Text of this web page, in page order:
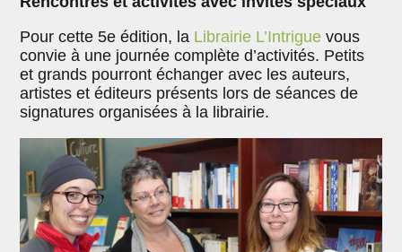
Pour cette 5e édition, la Librairie L’Intrigue vous
convie à une journée complète d’activités. Petits
et grands pourront échanger avec les auteurs,
artistes et éditeurs présents lors de séances de
signatures organisées à la librairie.